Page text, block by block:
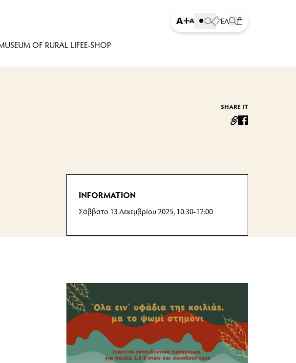
Increase Font Size
Decrease Font Size
Toggle Dark Mode
Tickets
ΕΛ Search
Eshop
OF RURAL LIFEE-SHOP
SHARE IT
facebook
INFORMATION
Σάββατο 13 Δεκεμβρίου 2025, 10:30-12:00